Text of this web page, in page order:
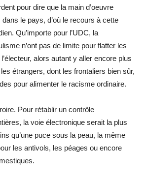
pour dire que la main d’oeuvre
dans le pays, d’où le recours à cette
Qu’importe pour l’UDC, la
n’ont pas de limite pour flatter les
alors autant y aller encore plus
étrangers, dont les frontaliers bien sûr,
pour alimenter le racisme ordinaire.
Pour rétablir un contrôle
la voie électronique serait la plus
qu’une puce sous la peau, la même
les antivols, les péages ou encore